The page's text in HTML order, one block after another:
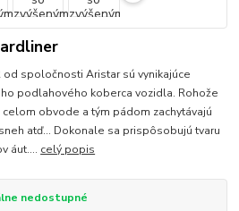
od spoločnosti Aristar sú vynikajúce
podlahového koberca vozidla. Rohože
celom obvode a tým pádom zachytávajú
atď... Dokonale sa prispôsobujú tvaru
áut.... celý popis
nedostupné